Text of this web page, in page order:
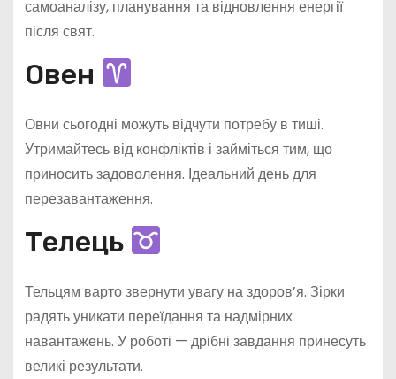
самоаналізу, планування та відновлення енергії
після свят.
Овен
Овни сьогодні можуть відчути потребу в тиші.
Утримайтесь від конфліктів і займіться тим, що
приносить задоволення. Ідеальний день для
перезавантаження.
Телець
Тельцям варто звернути увагу на здоров’я. Зірки
радять уникати переїдання та надмірних
навантажень. У роботі — дрібні завдання принесуть
великі результати.